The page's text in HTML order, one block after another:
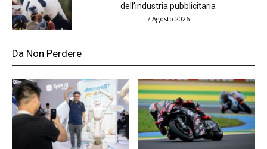
dell’industria pubblicitaria
7 Agosto 2026
Da Non Perdere